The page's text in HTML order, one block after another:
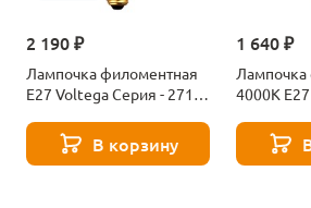
2 190 ₽
Лампочка филоментная
Е27 Voltega Серия - 271
В корзину
1 640 ₽
Лампочка
4000К